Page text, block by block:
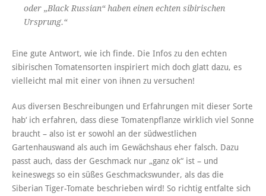
oder „Black Russian“ haben einen echten sibirischen
Ursprung.“
Eine gute Antwort, wie ich finde. Die Infos zu den echten
sibirischen Tomatensorten inspiriert mich doch glatt dazu, es
vielleicht mal mit einer von ihnen zu versuchen!
Aus diversen Beschreibungen und Erfahrungen mit dieser Sorte
hab‘ ich erfahren, dass diese Tomatenpflanze wirklich viel Sonne
braucht – also ist er sowohl an der südwestlichen
Gartenhauswand als auch im Gewächshaus eher falsch. Dazu
passt auch, dass der Geschmack nur „ganz ok“ ist – und
keineswegs so ein süßes Geschmackswunder, als das die
Siberian Tiger-Tomate beschrieben wird! So richtig entfalte sich